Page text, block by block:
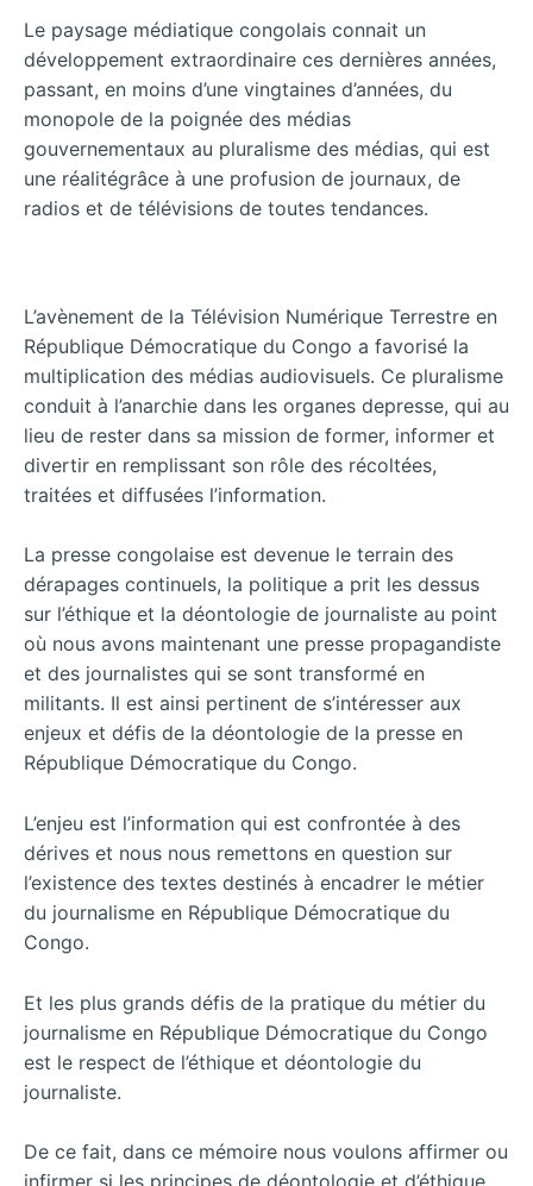
Le paysage médiatique congolais connait un
développement extraordinaire ces dernières années,
passant, en moins d’une vingtaines d’années, du
monopole de la poignée des médias
gouvernementaux au pluralisme des médias, qui est
une réalitégrâce à une profusion de journaux, de
radios et de télévisions de toutes tendances.
L’avènement de la Télévision Numérique Terrestre en
République Démocratique du Congo a favorisé la
multiplication des médias audiovisuels. Ce pluralisme
conduit à l’anarchie dans les organes depresse, qui au
lieu de rester dans sa mission de former, informer et
divertir en remplissant son rôle des récoltées,
traitées et diffusées l’information.
La presse congolaise est devenue le terrain des
dérapages continuels, la politique a prit les dessus
sur l’éthique et la déontologie de journaliste au point
où nous avons maintenant une presse propagandiste
et des journalistes qui se sont transformé en
militants. Il est ainsi pertinent de s’intéresser aux
enjeux et défis de la déontologie de la presse en
République Démocratique du Congo.
L’enjeu est l’information qui est confrontée à des
dérives et nous nous remettons en question sur
l’existence des textes destinés à encadrer le métier
du journalisme en République Démocratique du
Congo.
Et les plus grands défis de la pratique du métier du
journalisme en République Démocratique du Congo
est le respect de l’éthique et déontologie du
journaliste.
De ce fait, dans ce mémoire nous voulons affirmer ou